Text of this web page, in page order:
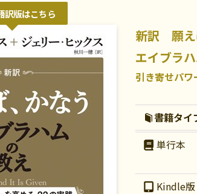
訳版はこちら
新訳 願え
エイブラ
引き寄せパ
書籍タイ
単行本
Kindle版